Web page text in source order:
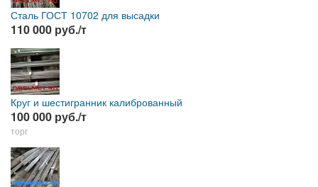
Сталь ГОСТ 10702 для высадки
110 000 руб./т
Круг и шестигранник калиброванный
100 000 руб./т
торг